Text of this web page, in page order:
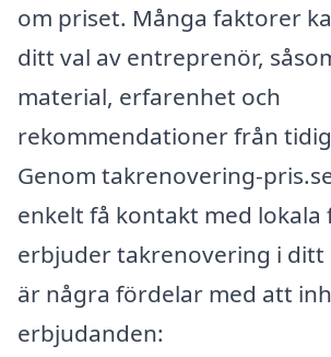
om priset. Många faktorer
ditt val av entreprenör,
material, erfarenhet och
rekommendationer från
Genom takrenovering-
enkelt få kontakt med lokala
erbjuder takrenovering i ditt
är några fördelar med att
erbjudanden: